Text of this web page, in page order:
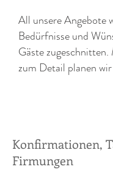
All unsere Angebote
Bedürfnisse und
Gäste
zum Detail planen
Konfirmationen,
Firmungen